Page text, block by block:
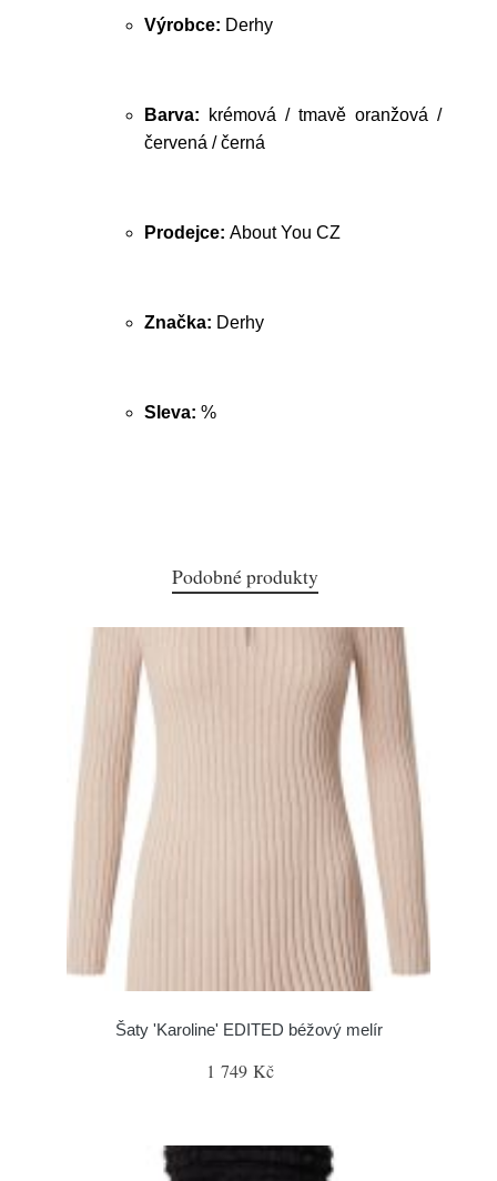
Výrobce: Derhy
Barva:
krémová / tmavě oranžová /
červená / černá
Prodejce: About You CZ
Značka: Derhy
Sleva: %
Podobné produkty
Šaty 'Karoline' EDITED béžový melír
1 749 Kč